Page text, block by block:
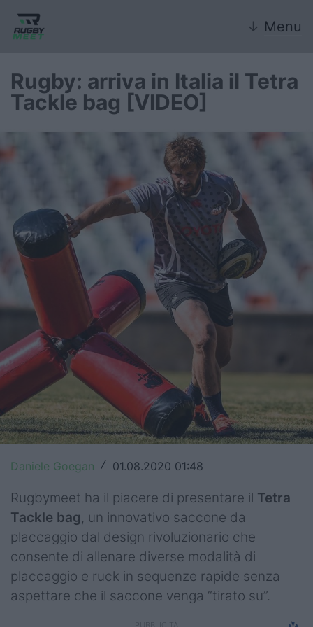
↓ Menu
Rugby Sevens
FIR
Internazionale
6 Nazioni
United Rugby Championship
Top14
Premiership
Champions Cup
Challenge Cup
Super Rugby
Rugby in TV
Mercato
Rugby: arriva in Italia il Tetra
Tackle bag [VIDEO]
Daniele Goegan / 01.08.2020 01:48
Rugbymeet ha il piacere di presentare il Tetra
Tackle bag, un innovativo saccone da
placcaggio dal design rivoluzionario che
consente di allenare diverse modalità di
placcaggio e ruck in sequenze rapide senza
aspettare che il saccone venga “tirato su”.